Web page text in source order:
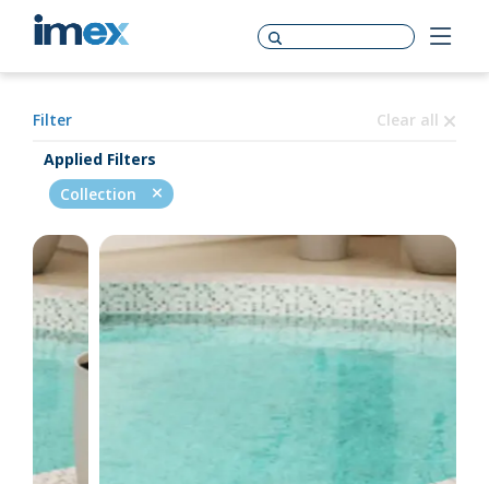
Filter
Clear all
Applied Filters
Collection